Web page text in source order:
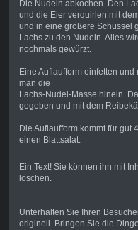
Die Nudeln abkochen. Den
und die Eier verquirlen mit
und in eine größere Schüssel
Lachs zu den Nudeln. Alles
nochmals gewürzt.
Eine Auflaufform einfetten
man die
Lachs-Nudel-Masse hinein.
gegeben und mit dem
Die Auflaufform kommt für gut
einen Blattsalat.
Ein Text! Sie können ihn mit
löschen.
Unterhalten Sie Ihren
originell. Bringen Sie die